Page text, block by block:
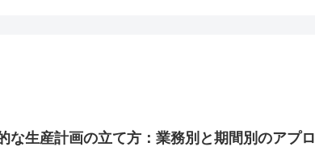
な生産計画の立て方：業務別と期間別のアプロ